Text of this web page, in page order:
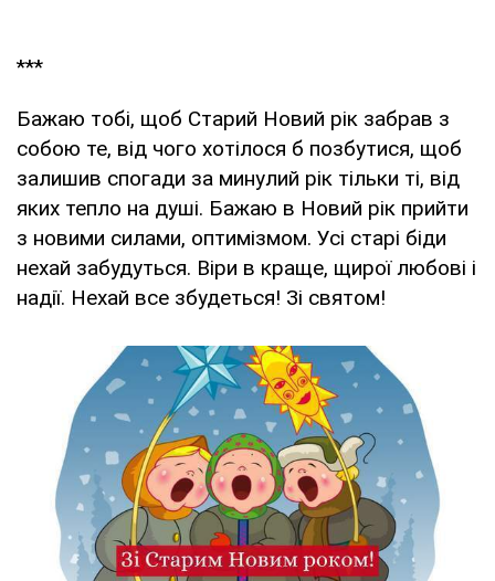
***
Бажаю тобі, щоб Старий Новий рік забрав з
собою те, від чого хотілося б позбутися, щоб
залишив спогади за минулий рік тільки ті, від
яких тепло на душі. Бажаю в Новий рік прийти
з новими силами, оптимізмом. Усі старі біди
нехай забудуться. Віри в краще, щирої любові і
надії. Нехай все збудеться! Зі святом!